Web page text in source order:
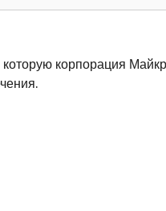
которую корпорация